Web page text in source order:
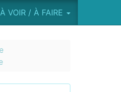
À VOIR / À FAIRE